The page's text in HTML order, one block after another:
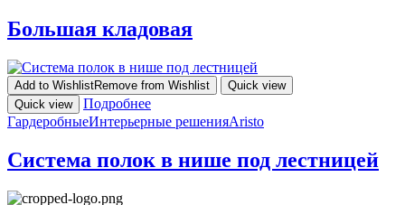
Большая кладовая
Add to WishlistRemove from Wishlist
Quick view
Quick view
Подробнее
ГардеробныеИнтерьерные решенияAristo
Система полок в нише под лестницей